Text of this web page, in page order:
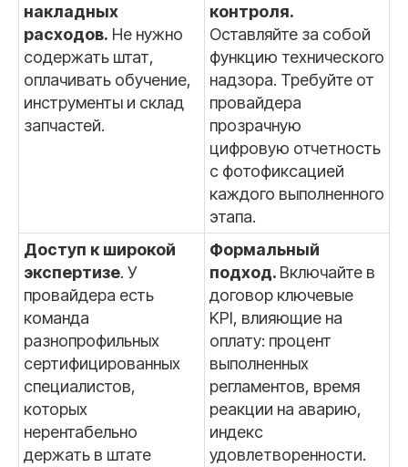
накладных
расходов. Не нужно
содержать штат,
оплачивать обучение,
инструменты и склад
запчастей.
контроля.
Оставляйте за собой
функцию технического
надзора. Требуйте от
провайдера
прозрачную
цифровую отчетность
с фотофиксацией
каждого выполненного
этапа.
Доступ к широкой
экспертизе. У
провайдера есть
команда
разнопрофильных
сертифицированных
специалистов,
которых
нерентабельно
держать в штате
Формальный
подход. Включайте в
договор ключевые
KPI, влияющие на
оплату: процент
выполненных
регламентов, время
реакции на аварию,
индекс
удовлетворенности.